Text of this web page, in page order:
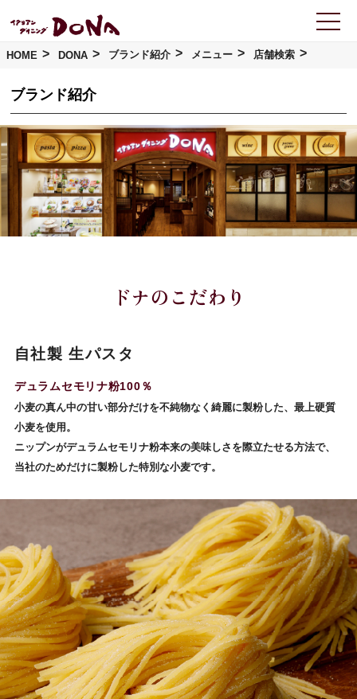
HOME DONA ブランド紹介 メニュー 店舗検索
ブランド紹介
ドナのこだわり
自社製 生パスタ
デュラムセモリナ粉100％
小麦の真ん中の甘い部分だけを不純物なく綺麗に製粉した、最上硬質
小麦を使用。
ニップンがデュラムセモリナ粉本来の美味しさを際立たせる方法で、
当社のためだけに製粉した特別な小麦です。